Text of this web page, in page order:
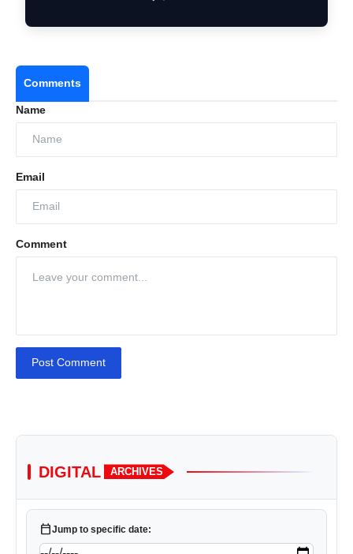
Comments
Name
Email
Comment
Post Comment
DIGITAL ARCHIVES
calendar_todayJump to specific date: